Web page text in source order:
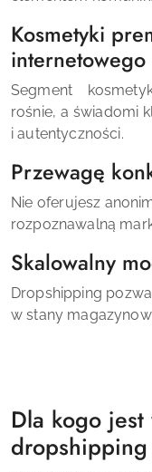
Kosmetyki
internetowego
Segment
rośnie, a świadomi
i autentyczności.
Przewagę
Nie oferujesz
rozpoznawalną
Skalowalny
Dropshipping
w stany
Dla kogo jest